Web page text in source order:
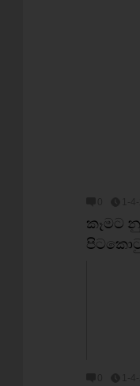
කෑමට